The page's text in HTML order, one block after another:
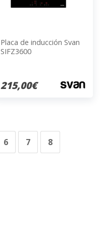
Placa de inducción Svan
SIFZ3600
215,00€
6 7 8